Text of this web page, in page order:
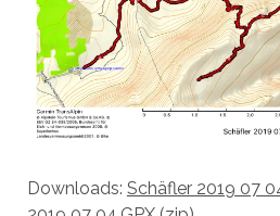
Downloads: Schäfler 2019 07